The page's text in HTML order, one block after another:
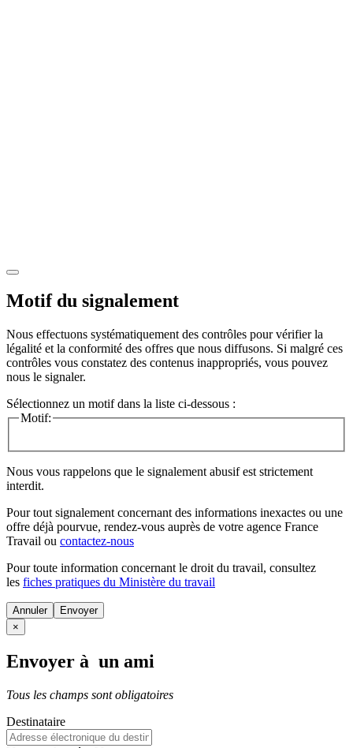
Motif du signalement
Nous effectuons systématiquement des contrôles pour vérifier la
légalité et la conformité des offres que nous diffusons. Si malgré ces
contrôles vous constatez des contenus inappropriés, vous pouvez
nous le signaler.
Sélectionnez un motif dans la liste ci-dessous :
Motif:
Nous vous rappelons que le signalement abusif est strictement
interdit.
Pour tout signalement concernant des informations inexactes ou une
offre déjà pourvue, rendez-vous auprès de votre agence France
Travail ou contactez-nous
Pour toute information concernant le droit du travail, consultez
les fiches pratiques du Ministère du travail
Annuler
×
Envoyer à un ami
Tous les champs sont obligatoires
Destinataire